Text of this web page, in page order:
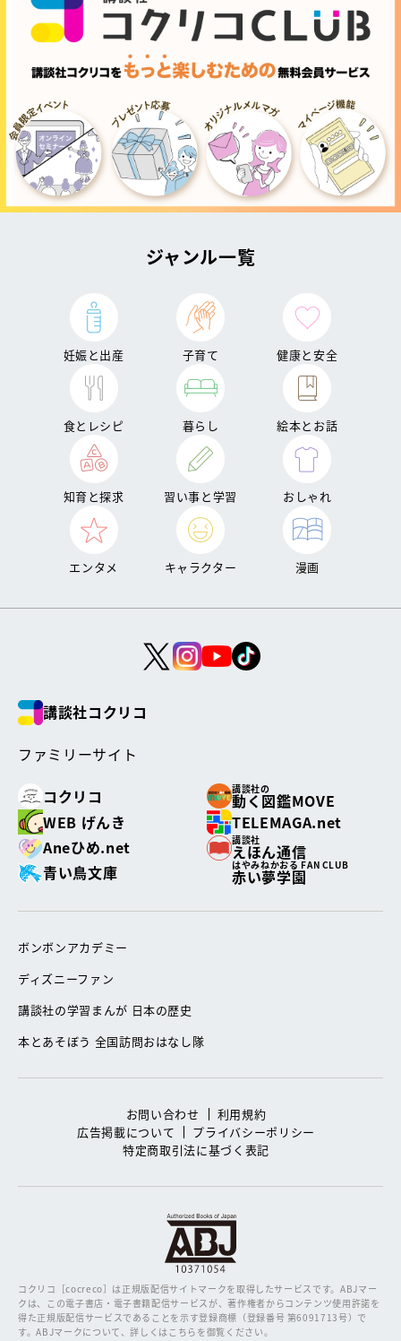
ジャンル一覧
妊娠と出産 子育て 健康と安全
食とレシピ 暮らし 絵本とお話
知育と探求 習い事と学習 おしゃれ
エンタメ キャラクター 漫画
講談社コクリコ
ファミリーサイト
コクリコ
講談社の
動く図鑑MOVE
WEB げんき
TELEMAGA.net
Aneひめ.net
講談社
えほん通信
青い鳥文庫
はやみねかおる FAN CLUB
赤い夢学園
ボンボンアカデミー
ディズニーファン
講談社の学習まんが 日本の歴史
本とあそぼう 全国訪問おはなし隊
お問い合わせ
利用規約
広告掲載について
プライバシーポリシー
特定商取引法に基づく表記
コクリコ［cocreco］は正規版配信サイトマークを取得したサービスです。ABJマー
クは、この電子書店・電子書籍配信サービスが、著作権者からコンテンツ使用許諾を
得た正規版配信サービスであることを示す登録商標（登録番号 第6091713号）で
す。ABJマークについて、詳しくはこちらを御覧ください。